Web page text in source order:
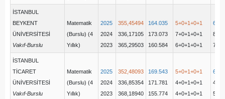
İSTANBUL
BEYKENT
ÜNİVERSİTESİ
Vakıf-Burslu
Matematik
(Burslu) (4
Yıllık)
2025
2024
2023
355,45494
336,17105
365,29503
164.035
173.073
160.584
5+0+1+0+1
7+0+1+0+1
6+0+1+0+1
7
İSTANBUL
TİCARET
ÜNİVERSİTESİ
Vakıf-Burslu
Matematik
(Burslu) (4
Yıllık)
2025
2024
2023
352,48093
336,85354
368,18940
169.543
171.781
155.774
5+0+1+0+1
4+0+1+0+1
4+0+1+0+1
5